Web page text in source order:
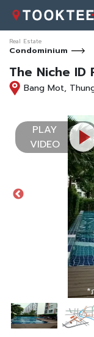
Real Estate
Condominium
The Niche ID
Bang Mot,
*
PLAY
VIDEO